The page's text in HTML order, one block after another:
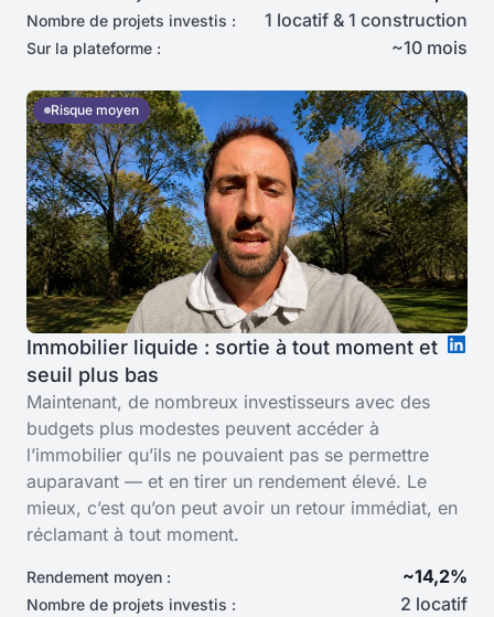
Nombre de projets investis : 1 locatif & 1 construction
Sur la plateforme : ~10 mois
Risque moyen
Immobilier liquide : sortie à tout moment et
seuil plus bas
Maintenant, de nombreux investisseurs avec des
budgets plus modestes peuvent accéder à
l’immobilier qu’ils ne pouvaient pas se permettre
auparavant — et en tirer un rendement élevé. Le
mieux, c’est qu’on peut avoir un retour immédiat, en
réclamant à tout moment.
Rendement moyen : ~14,2%
Nombre de projets investis : 2 locatif